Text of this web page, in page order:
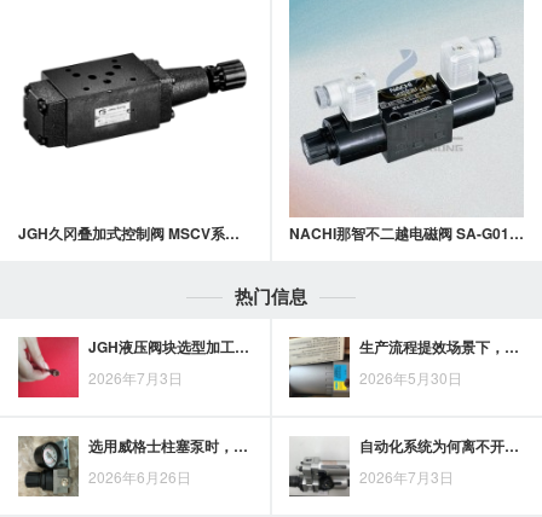
JGH久冈叠加式控制阀 MSCV系列叠加式抗衡阀 NACHI那智不二越电磁阀 SA-G01,G03系列 DIN插头型 湿式电磁换向阀
热门信息
JGH液压阀块选型加工指南：油路布局、阀孔规格与工况匹配要点
2026年7月3日
生产流程提效场景下，TOKIMEC齿轮泵的应用关注点
2026年5月30日
选用威格士柱塞泵时，设备运行稳定性与系统匹配要重点关注哪些因素
2026年6月26日
自动化系统为何离不开SEVENOCEAN电磁阀：从通断控制看工业运行支撑
2026年7月3日